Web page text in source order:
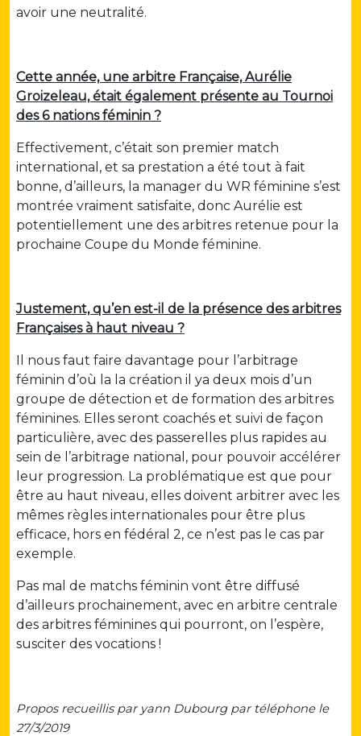
avoir une neutralité.
Cette année, une arbitre Française, Aurélie
Groizeleau, était également présente au Tournoi
des 6 nations féminin ?
Effectivement, c’était son premier match
international, et sa prestation a été tout à fait
bonne, d’ailleurs, la manager du WR féminine s’est
montrée vraiment satisfaite, donc Aurélie est
potentiellement une des arbitres retenue pour la
prochaine Coupe du Monde féminine.
Justement, qu’en est-il de la présence des arbitres
Françaises à haut niveau ?
Il nous faut faire davantage pour l’arbitrage
féminin d’où la la création il ya deux mois d’un
groupe de détection et de formation des arbitres
féminines. Elles seront coachés et suivi de façon
particulière, avec des passerelles plus rapides au
sein de l’arbitrage national, pour pouvoir accélérer
leur progression. La problématique est que pour
être au haut niveau, elles doivent arbitrer avec les
mêmes règles internationales pour être plus
efficace, hors en fédéral 2, ce n’est pas le cas par
exemple.
Pas mal de matchs féminin vont être diffusé
d’ailleurs prochainement, avec en arbitre centrale
des arbitres féminines qui pourront, on l’espère,
susciter des vocations !
Propos recueillis par yann Dubourg par téléphone le
27/3/2019